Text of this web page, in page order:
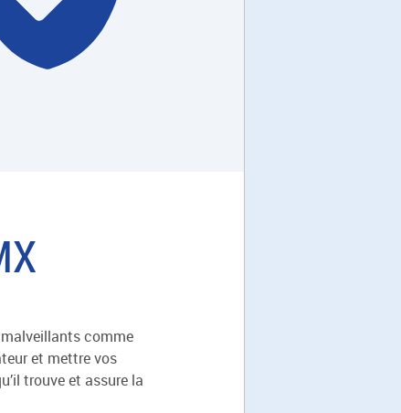
comme
et mettre vos
trouve et assure la